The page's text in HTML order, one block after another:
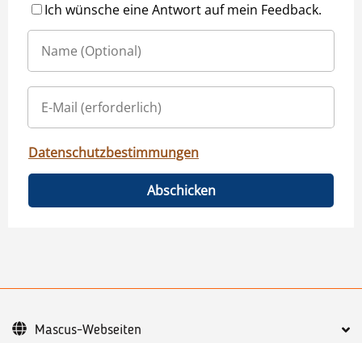
Ich wünsche eine Antwort auf mein Feedback.
Datenschutzbestimmungen
Abschicken
Mascus-Webseiten